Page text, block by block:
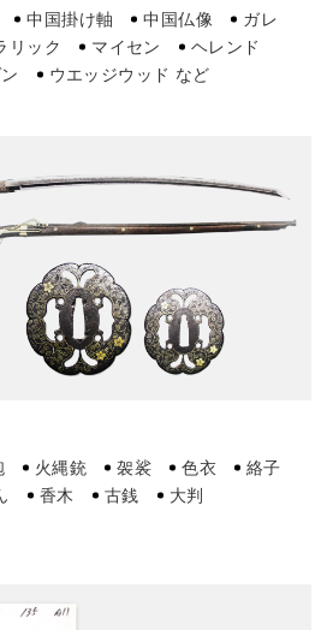
中国掛け軸 中国仏像
ガレ
リック マイセン
ヘレンド
ウエッジウッド
火縄銃 袈裟 色衣
絡子
香木 古銭
大判